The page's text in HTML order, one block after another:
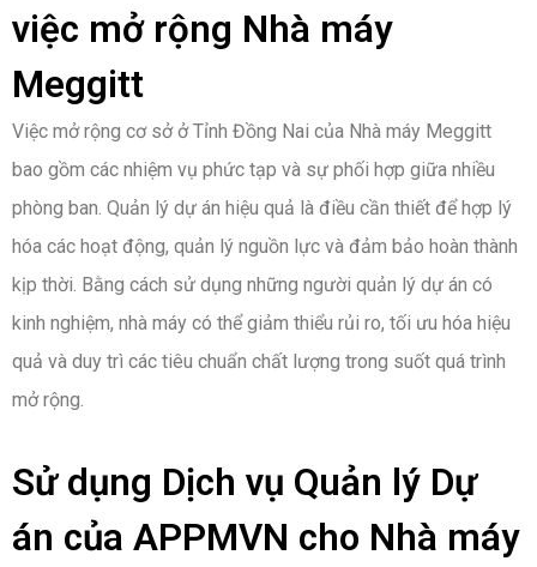
việc mở rộng Nhà máy
Meggitt
Việc mở rộng cơ sở ở Tỉnh Đồng Nai của Nhà máy Meggitt
bao gồm các nhiệm vụ phức tạp và sự phối hợp giữa nhiều
phòng ban. Quản lý dự án hiệu quả là điều cần thiết để hợp lý
hóa các hoạt động, quản lý nguồn lực và đảm bảo hoàn thành
kịp thời. Bằng cách sử dụng những người quản lý dự án có
kinh nghiệm, nhà máy có thể giảm thiểu rủi ro, tối ưu hóa hiệu
quả và duy trì các tiêu chuẩn chất lượng trong suốt quá trình
mở rộng.
Sử dụng Dịch vụ Quản lý Dự
án của APPMVN cho Nhà máy